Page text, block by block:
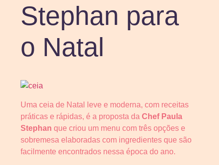
Stephan para
o Natal
Uma ceia de Natal leve e moderna, com receitas
práticas e rápidas, é a proposta da Chef Paula
Stephan que criou um menu com três opções e
sobremesa elaboradas com ingredientes que são
facilmente encontrados nessa época do ano.